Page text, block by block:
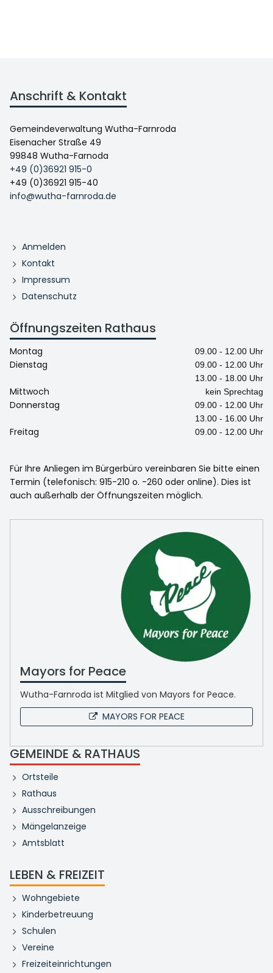
Anschrift & Kontakt
Gemeindeverwaltung Wutha-Farnroda
Eisenacher Straße 49
99848 Wutha-Farnoda
+49 (0)36921 915-0
+49 (0)36921 915-40
info@wutha-farnroda.de
Anmelden
Kontakt
Impressum
Datenschutz
Öffnungszeiten Rathaus
Montag 09.00 - 12.00 Uhr
Dienstag
09.00 - 12.00 Uhr
13.00 - 18.00 Uhr
Mittwoch kein Sprechtag
Donnerstag
09.00 - 12.00 Uhr
13.00 - 16.00 Uhr
Freitag 09.00 - 12.00 Uhr
Für Ihre Anliegen im Bürgerbüro vereinbaren Sie bitte einen
Termin (telefonisch: 915-210 o. -260 oder online). Dies ist
auch außerhalb der Öffnungszeiten möglich.
Mayors for Peace
Wutha-Farnroda ist Mitglied von Mayors for Peace.
MAYORS FOR PEACE
GEMEINDE & RATHAUS
Ortsteile
Rathaus
Ausschreibungen
Mängelanzeige
Amtsblatt
LEBEN & FREIZEIT
Wohngebiete
Kinderbetreuung
Schulen
Vereine
Freizeiteinrichtungen